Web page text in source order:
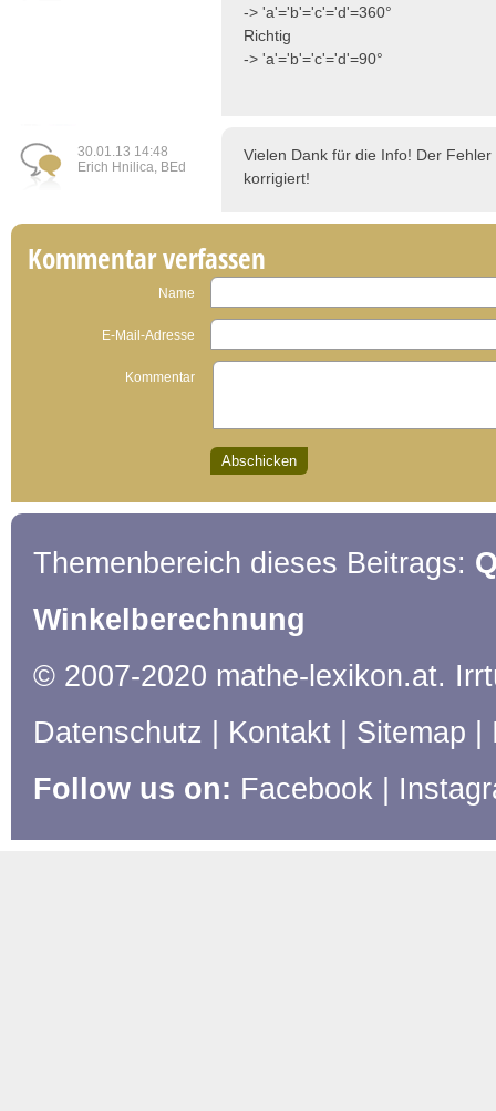
-> 'a'='b'='c'='d'=360°
Richtig
-> 'a'='b'='c'='d'=90°
30.01.13 14:48
Erich Hnilica, BEd
Vielen Dank für die Info! Der
korrigiert!
Kommentar verfassen
Name
E-Mail-Adresse
Kommentar
Themenbereich dieses Beitrags:
Winkelberechnung
© 2007-2020 mathe-lexikon.at.
Datenschutz
Kontakt Sitemap
Follow us on: Facebook